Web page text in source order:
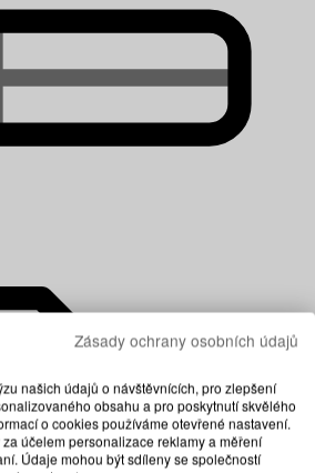
Zásady ochrany osobních údajů
našich údajů o návštěvnících, pro zlepšení
obsahu a pro poskytnutí skvělého
o cookies používáme otevřené nastavení.
účelem personalizace reklamy a měření
Údaje mohou být sdíleny se společností